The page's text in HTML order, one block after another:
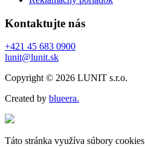
Kontaktujte nás
+421 45 683 0900
lunit@lunit.sk
Copyright © 2026 LUNIT s.r.o.
Created by blueera.
Táto stránka využíva súbory cookies